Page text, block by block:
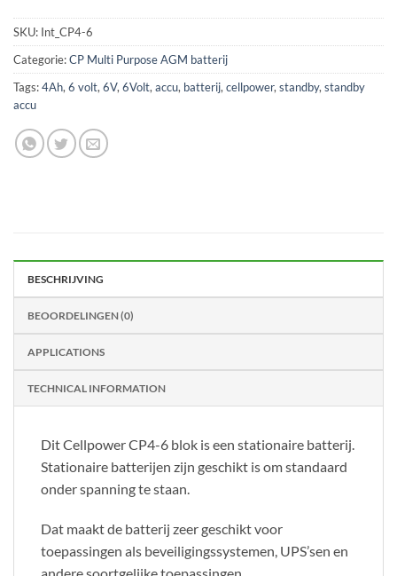
SKU: Int_CP4-6
Categorie:CP Multi Purpose AGM batterij
Tags:4Ah, 6 volt, 6V, 6Volt, accu, batterij, cellpower, standby, standby
accu
BESCHRIJVING
BEOORDELINGEN (0)
APPLICATIONS
TECHNICAL INFORMATION
Dit Cellpower CP4-6 blok is een stationaire batterij.
Stationaire batterijen zijn geschikt is om standaard
onder spanning te staan.
Dat maakt de batterij zeer geschikt voor
toepassingen als beveiligingssystemen, UPS’sen en